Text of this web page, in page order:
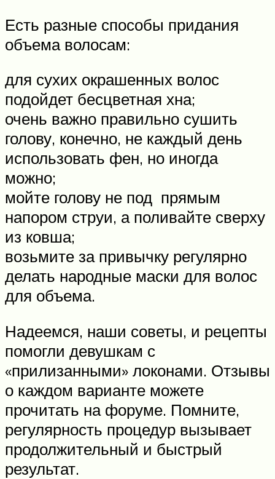
Есть разные способы придания
объема волосам:
для сухих окрашенных волос
подойдет бесцветная хна;
очень важно правильно сушить
голову, конечно, не каждый день
использовать фен, но иногда
можно;
мойте голову не под прямым
напором струи, а поливайте сверху
из ковша;
возьмите за привычку регулярно
делать народные маски для волос
для объема.
Надеемся, наши советы, и рецепты
помогли девушкам с
«прилизанными» локонами. Отзывы
о каждом варианте можете
прочитать на форуме. Помните,
регулярность процедур вызывает
продолжительный и быстрый
результат.